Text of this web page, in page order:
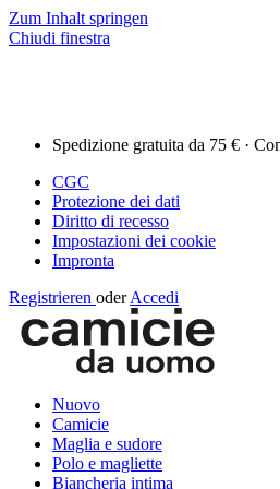
Zum Inhalt springen
Chiudi finestra
Spedizione gratuita da 75 € ·
CGC
Protezione dei dati
Diritto di recesso
Impostazioni dei cookie
Impronta
Registrieren oder Accedi
Nuovo
Camicie
Maglia e sudore
Polo e magliette
Biancheria intima